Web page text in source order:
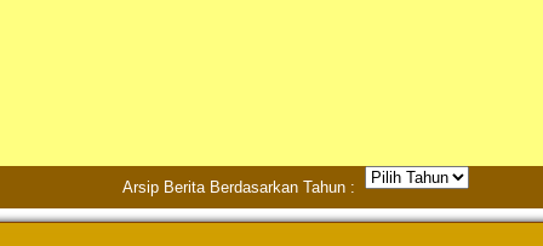
Arsip Berita Berdasarkan Tahun :